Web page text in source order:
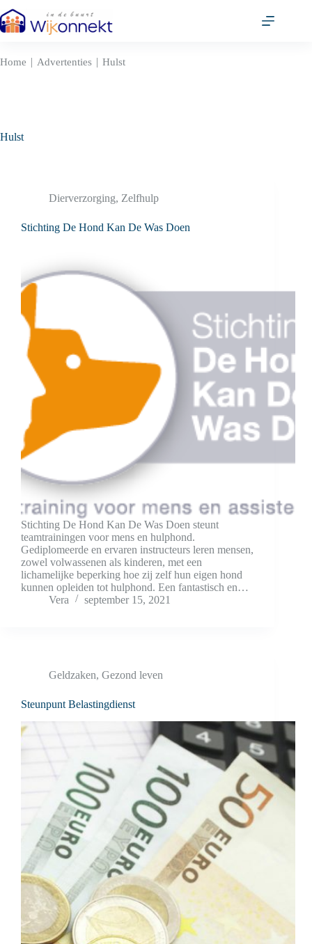
naar
de
Home | Advertenties | Hulst
Hulst
Dierverzorging, Zelfhulp
Stichting De Hond Kan De Was Doen
Stichting De Hond Kan De Was Doen steunt
teamtrainingen voor mens en hulphond.
Gediplomeerde en ervaren instructeurs leren mensen,
zowel volwassenen als kinderen, met een
lichamelijke beperking hoe zij zelf hun eigen hond
kunnen opleiden tot hulphond. Een fantastisch en…
Vera
september 15, 2021
Geldzaken, Gezond leven
Steunpunt Belastingdienst